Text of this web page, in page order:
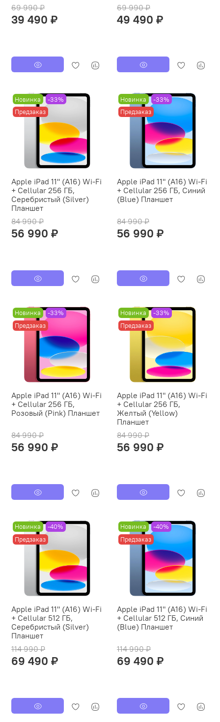
69 990 ₽
39 490 ₽
69 990 ₽
49 490 ₽
Новинка
-33%
Предзаказ
Apple iPad 11" (A16) Wi-Fi
+ Cellular 256 ГБ,
Серебристый (Silver)
Планшет
84 990 ₽
56 990 ₽
Новинка
-33%
Предзаказ
Apple iPad 11" (A16) Wi-Fi
+ Cellular 256 ГБ, Синий
(Blue) Планшет
84 990 ₽
56 990 ₽
Новинка
-33%
Предзаказ
Apple iPad 11" (A16) Wi-Fi
+ Cellular 256 ГБ,
Розовый (Pink) Планшет
84 990 ₽
56 990 ₽
Новинка
-33%
Предзаказ
Apple iPad 11" (A16) Wi-Fi
+ Cellular 256 ГБ,
Желтый (Yellow)
Планшет
84 990 ₽
56 990 ₽
Новинка
-40%
Предзаказ
Apple iPad 11" (A16) Wi-Fi
+ Cellular 512 ГБ,
Серебристый (Silver)
Планшет
114 990 ₽
69 490 ₽
Новинка
-40%
Предзаказ
Apple iPad 11" (A16) Wi-Fi
+ Cellular 512 ГБ, Синий
(Blue) Планшет
114 990 ₽
69 490 ₽